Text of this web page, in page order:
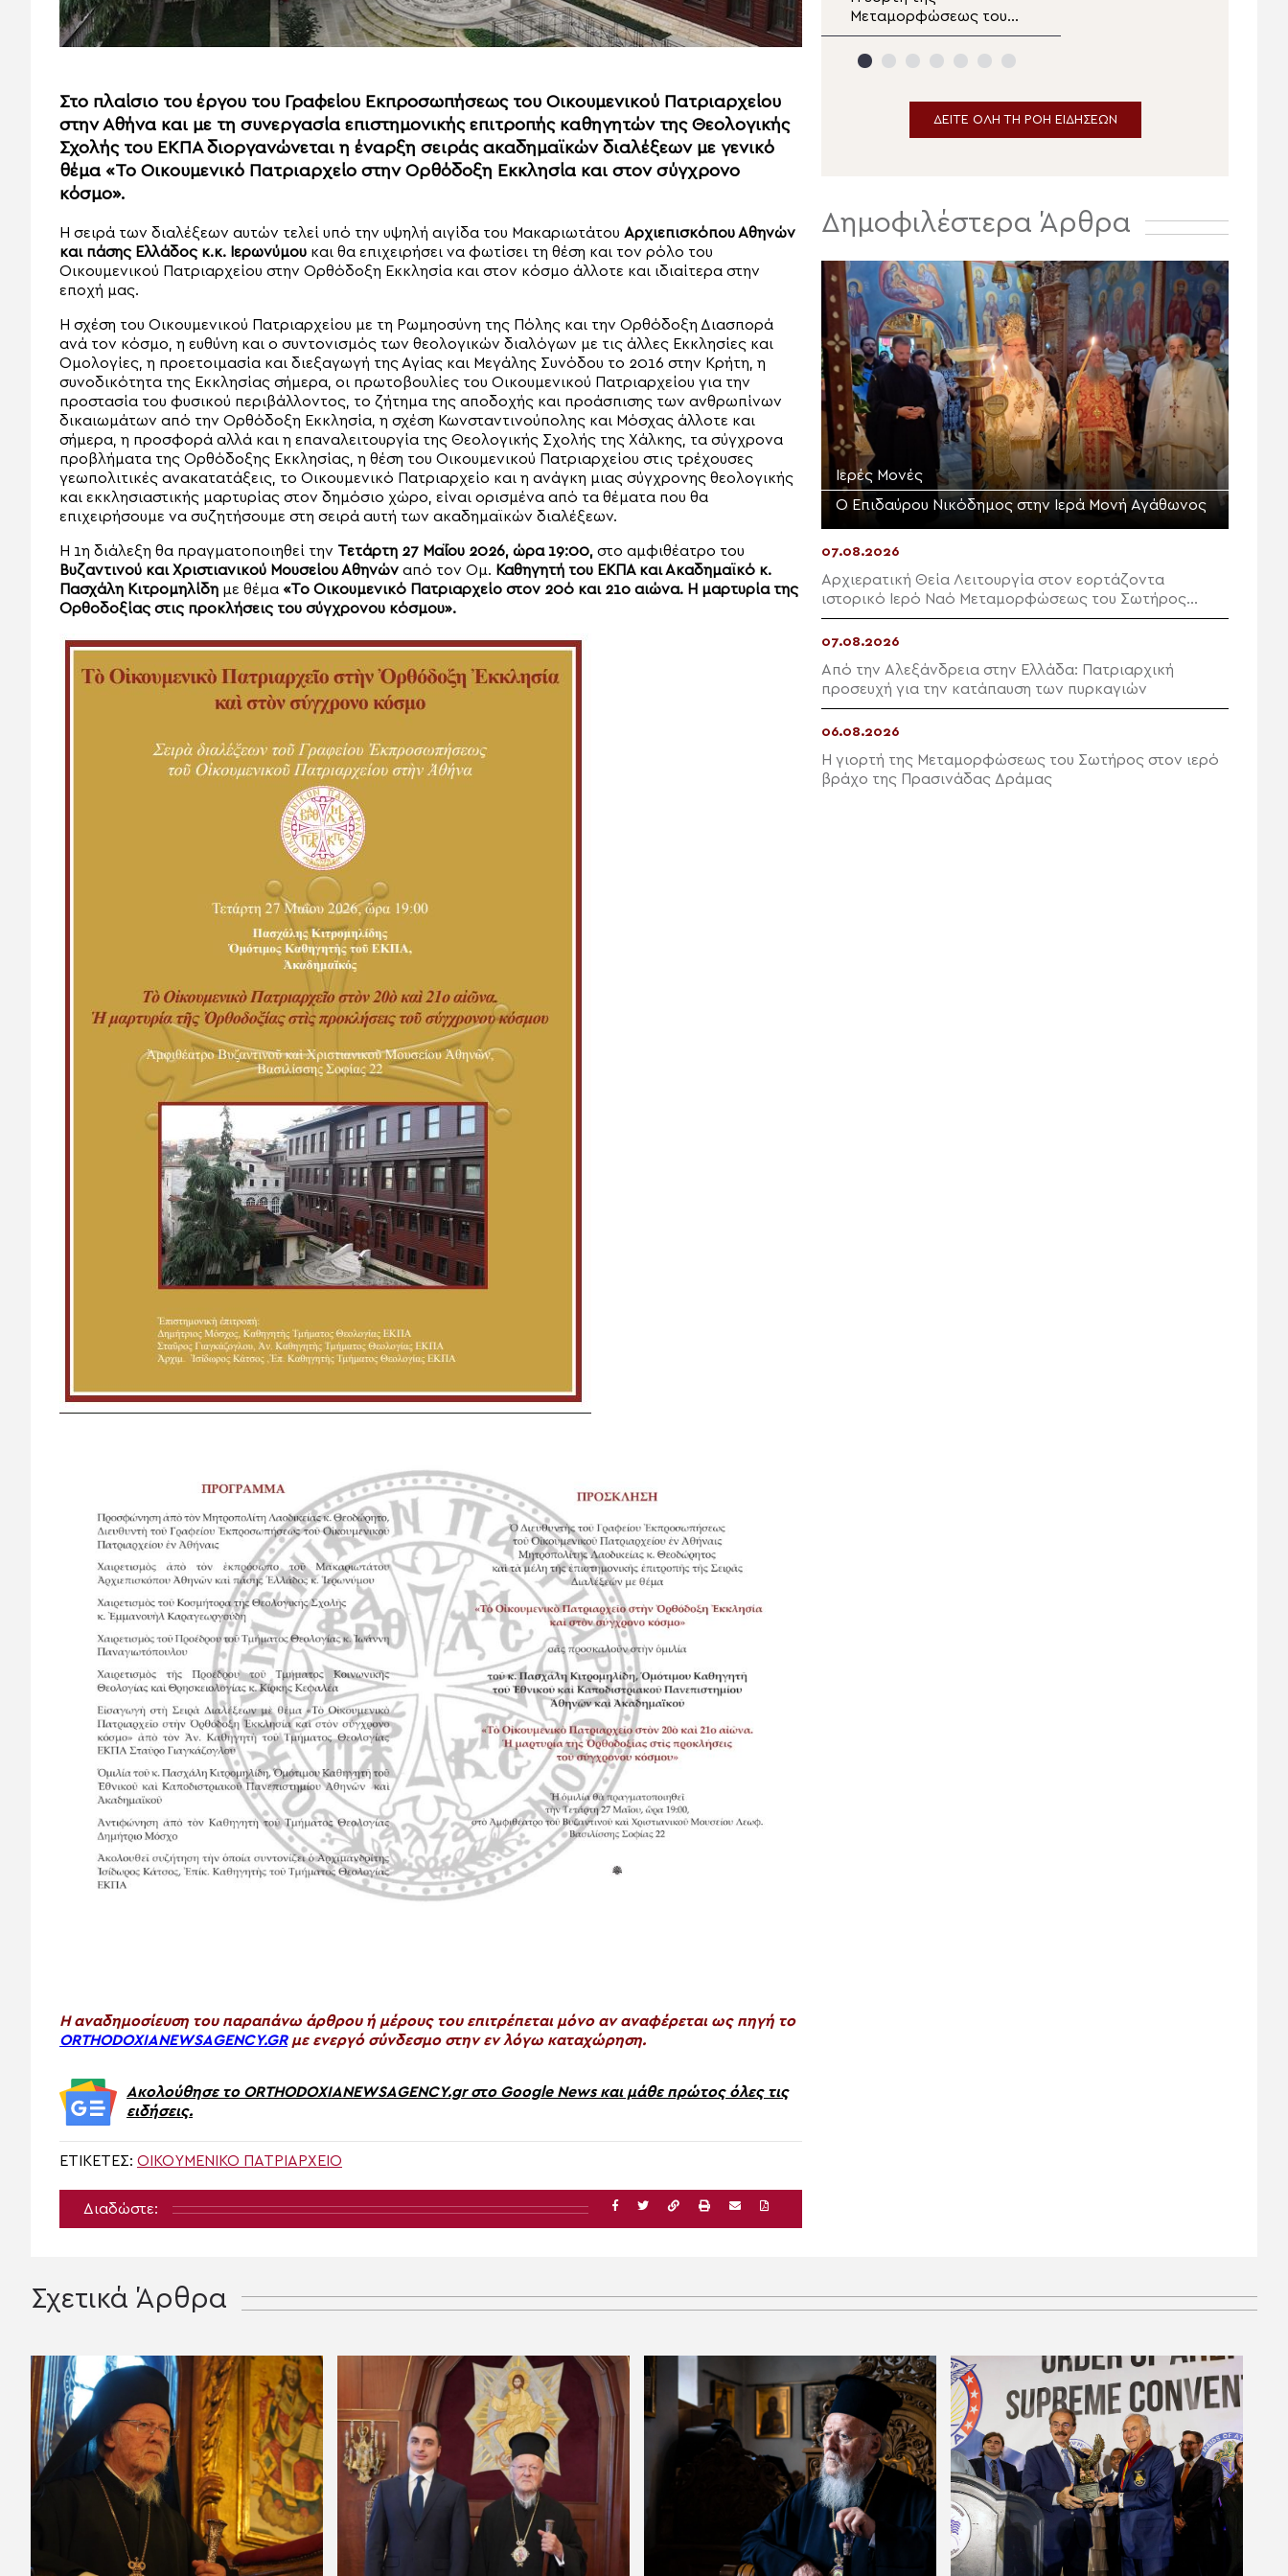
Στο πλαίσιο του έργου του Γραφείου Εκπροσωπήσεως του Οικουμενικού Πατριαρχείου
στην Αθήνα και με τη συνεργασία επιστημονικής επιτροπής καθηγητών της Θεολογικής
Σχολής του ΕΚΠΑ διοργανώνεται η έναρξη σειράς ακαδημαϊκών διαλέξεων με γενικό
θέμα «Το Οικουμενικό Πατριαρχείο στην Ορθόδοξη Εκκλησία και στον σύγχρονο
κόσμο».
Η σειρά των διαλέξεων αυτών τελεί υπό την υψηλή αιγίδα του Μακαριωτάτου Αρχιεπισκόπου Αθηνών
και πάσης Ελλάδος κ.κ. Ιερωνύμου και θα επιχειρήσει να φωτίσει τη θέση και τον ρόλο του
Οικουμενικού Πατριαρχείου στην Ορθόδοξη Εκκλησία και στον κόσμο άλλοτε και ιδιαίτερα στην
εποχή μας.
Η σχέση του Οικουμενικού Πατριαρχείου με τη Ρωμηοσύνη της Πόλης και την Ορθόδοξη Διασπορά
ανά τον κόσμο, η ευθύνη και ο συντονισμός των θεολογικών διαλόγων με τις άλλες Εκκλησίες και
Ομολογίες, η προετοιμασία και διεξαγωγή της Αγίας και Μεγάλης Συνόδου το 2016 στην Κρήτη, η
συνοδικότητα της Εκκλησίας σήμερα, οι πρωτοβουλίες του Οικουμενικού Πατριαρχείου για την
προστασία του φυσικού περιβάλλοντος, το ζήτημα της αποδοχής και προάσπισης των ανθρωπίνων
δικαιωμάτων από την Ορθόδοξη Εκκλησία, η σχέση Κωνσταντινούπολης και Μόσχας άλλοτε και
σήμερα, η προσφορά αλλά και η επαναλειτουργία της Θεολογικής Σχολής της Χάλκης, τα σύγχρονα
προβλήματα της Ορθόδοξης Εκκλησίας, η θέση του Οικουμενικού Πατριαρχείου στις τρέχουσες
γεωπολιτικές ανακατατάξεις, το Οικουμενικό Πατριαρχείο και η ανάγκη μιας σύγχρονης θεολογικής
και εκκλησιαστικής μαρτυρίας στον δημόσιο χώρο, είναι ορισμένα από τα θέματα που θα
επιχειρήσουμε να συζητήσουμε στη σειρά αυτή των ακαδημαϊκών διαλέξεων.
Η 1η διάλεξη θα πραγματοποιηθεί την Τετάρτη 27 Μαΐου 2026, ώρα 19:00, στο αμφιθέατρο του
Βυζαντινού και Χριστιανικού Μουσείου Αθηνών από τον Ομ. Καθηγητή του ΕΚΠΑ και Ακαδημαϊκό κ.
Πασχάλη Κιτρομηλίδη με θέμα «Το Οικουμενικό Πατριαρχείο στον 20ό και 21ο αιώνα. Η μαρτυρία της
Ορθοδοξίας στις προκλήσεις του σύγχρονου κόσμου».
H αναδημοσίευση του παραπάνω άρθρου ή μέρους του επιτρέπεται μόνο αν αναφέρεται ως πηγή το
ORTHODOXIANEWSAGENCY.GRμε ενεργό σύνδεσμο στην εν λόγω καταχώρηση.
Ακολούθησε το ORTHODOXIANEWSAGENCY.gr στο Google News και μάθε πρώτος όλες τις
ειδήσεις.
ΕΤΙΚΈΤΕΣ: ΟΙΚΟΥΜΕΝΙΚΟ ΠΑΤΡΙΑΡΧΕΙΟ
Διαδώστε:
Λαρίσης και Τυρνάβου
Ιερωνύμου για τη
Μεταμορφώσεως του
Σωτήρος στη
Μητρόπολη Μαρωνείας
ΔΕΙΤΕ ΟΛΗ ΤΗ ΡΟΗ ΕΙΔΗΣΕΩΝ
Δημοφιλέστερα Άρθρα
Ιερές Μονές
Ο Επιδαύρου Νικόδημος στην Ιερά Μονή Αγάθωνος
07.08.2026
Αρχιερατική Θεία Λειτουργία στον εορτάζοντα
ιστορικό Ιερό Ναό Μεταμορφώσεως του Σωτήρος
Πλάκας
07.08.2026
Από την Αλεξάνδρεια στην Ελλάδα: Πατριαρχική
προσευχή για την κατάπαυση των πυρκαγιών
06.08.2026
Η γιορτή της Μεταμορφώσεως του Σωτήρος στον ιερό
βράχο της Πρασινάδας Δράμας
Σχετικά Άρθρα